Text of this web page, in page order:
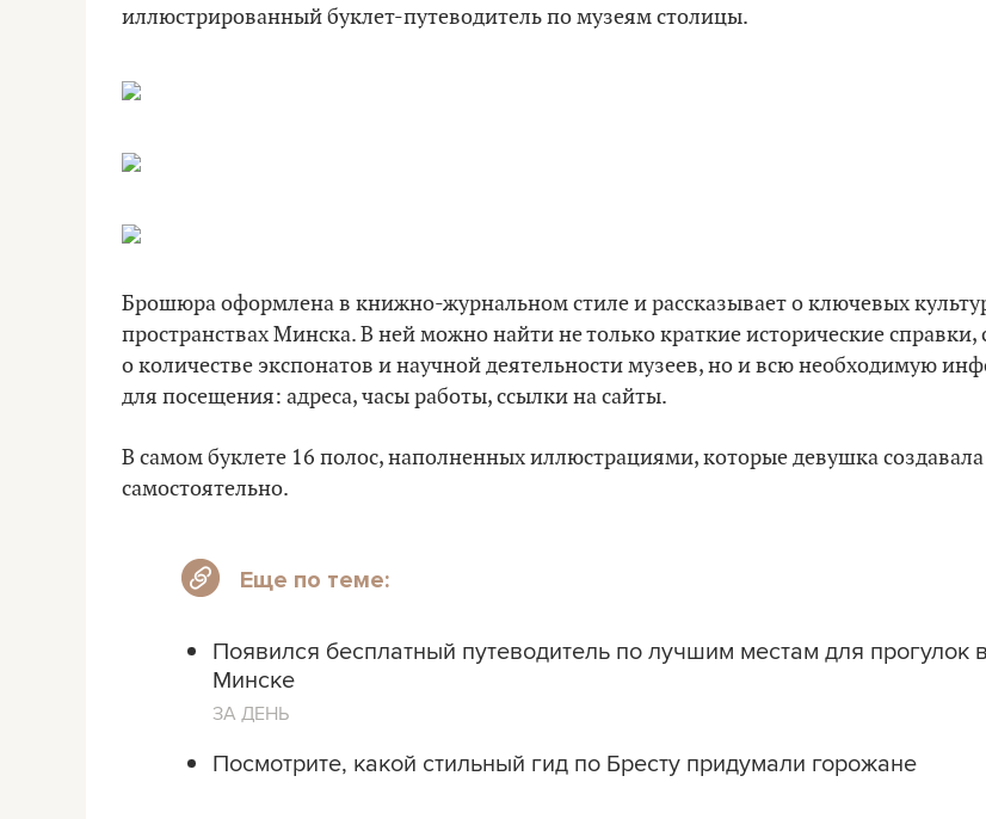
иллюстрированный буклет-путеводитель по музеям столицы.
Брошюра оформлена в книжно-журнальном стиле и рассказывает о ключевых
пространствах Минска. В ней можно найти не только краткие исторические справки,
о количестве экспонатов и научной деятельности музеев, но и всю необходимую
для посещения: адреса, часы работы, ссылки на сайты.
В самом буклете 16 полос, наполненных иллюстрациями, которые девушка создавала
самостоятельно.
Еще по теме:
Появился бесплатный путеводитель по лучшим местам для прогулок в
Минске
ЗА ДЕНЬ
Посмотрите, какой стильный гид по Бресту придумали горожане